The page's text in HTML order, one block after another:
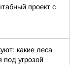
проект с
какие леса
под угрозой